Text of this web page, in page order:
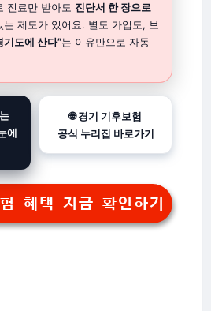
진료만 받아도 진단서 한 장으로
는 제도가 있어요. 별도 가입도, 보
기도에 산다”는 이유만으로 자동
에
🌐 경기 기후보험
공식 누리집 바로가기
혜택 지금 확인하기